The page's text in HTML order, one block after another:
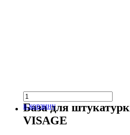
в корзину
База для
VISAGE